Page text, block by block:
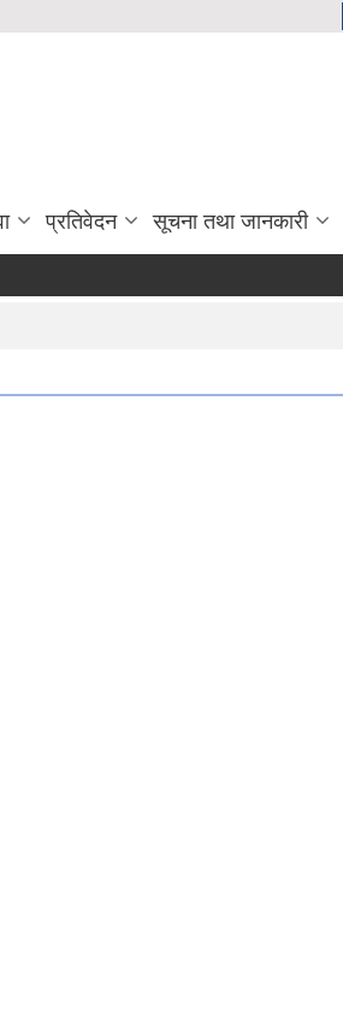
प्रतिवेदन सूचना तथा जानकारी